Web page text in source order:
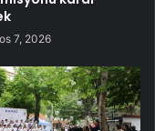
7, 2026